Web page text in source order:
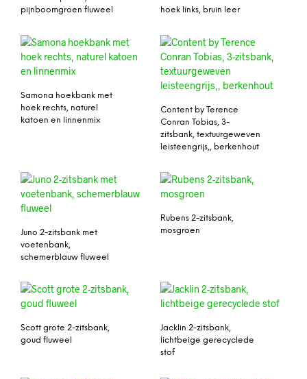
pijnboomgroen fluweel
hoek links, bruin leer
Samona hoekbank met
hoek rechts, naturel
katoen en linnenmix
Content by Terence
Conran Tobias, 3-
zitsbank, textuurgeweven
leisteengrijs,, berkenhout
Juno 2-zitsbank met
voetenbank,
schemerblauw fluweel
Rubens 2-zitsbank,
mosgroen
Scott grote 2-zitsbank,
goud fluweel
Jacklin 2-zitsbank,
lichtbeige gerecyclede
stof